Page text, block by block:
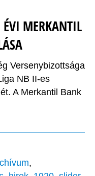
MERKANTIL
Versenybizottsága
NB II-es
A Merkantil Bank
,